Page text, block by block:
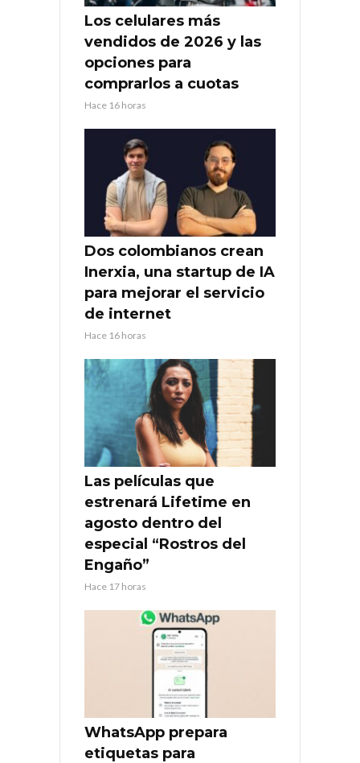
Los celulares más
vendidos de 2026 y las
opciones para
comprarlos a cuotas
Hace 16 horas
Dos colombianos crean
Inerxia, una startup de IA
para mejorar el servicio
de internet
Hace 16 horas
Las películas que
estrenará Lifetime en
agosto dentro del
especial “Rostros del
Engaño”
Hace 17 horas
WhatsApp prepara
etiquetas para